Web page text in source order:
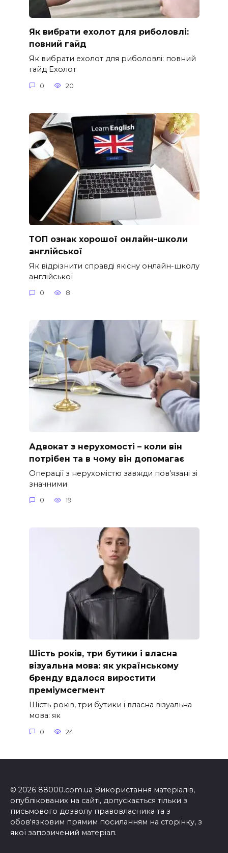
Як вибрати ехолот для риболовлі:
повний гайд
Як вибрати ехолот для риболовлі: повний
гайд Ехолот
0 20
ТОП ознак хорошої онлайн-школи
англійської
Як відрізнити справді якісну онлайн-школу
англійської
0 8
Адвокат з нерухомості – коли він
потрібен та в чому він допомагає
Операції з нерухомістю завжди пов’язані зі
значними
0 19
Шість років, три бутики і власна
візуальна мова: як українському
бренду вдалося виростити
преміумсегмент
Шість років, три бутики і власна візуальна
мова: як
0 24
© 2026 88000.com.ua Використання матеріалів,
опублікованих на сайті, допускається тільки з
письмового дозволу правовласника та з
обов'язковим прямим посиланням на сторінку, з
якої запозичений матеріал.